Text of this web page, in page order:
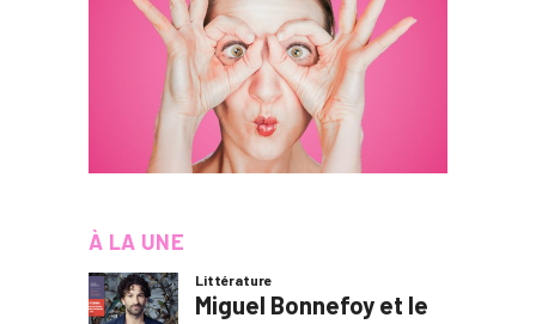
À LA UNE